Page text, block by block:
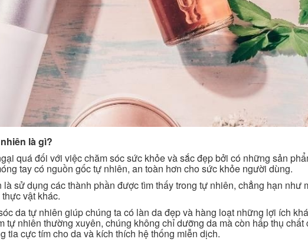
là gì?
quá đối với việc chăm sóc sức khỏe và sắc đẹp bởi có những sản
tay có nguồn gốc tự nhiên, an toàn hơn cho sức khỏe người dùng.
sử dụng các thành phần được tìm thấy trong tự nhiên, chẳng hạn như
vật khác.
da tự nhiên giúp chúng ta có làn da đẹp và hàng loạt những lợi ích
tự nhiên thường xuyên, chúng không chỉ dưỡng da mà còn hấp thụ chất
tia cực tím cho da và kích thích hệ thống miễn dịch.